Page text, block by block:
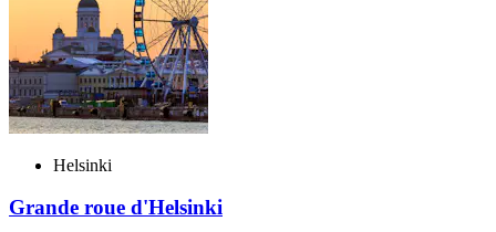
Helsinki
Grande roue d'Helsinki